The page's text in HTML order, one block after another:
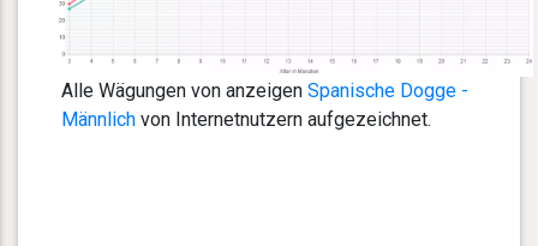
Alle Wägungen von anzeigen Spanische Dogge -
Männlich von Internetnutzern aufgezeichnet.